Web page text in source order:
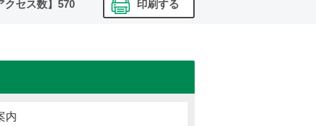
クセス数】 570 印刷する
内